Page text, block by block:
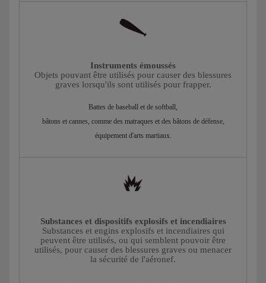
Instruments émoussés
Objets pouvant être utilisés pour causer des blessures
graves lorsqu'ils sont utilisés pour frapper.
Battes de baseball et de softball,
bâtons et cannes, comme des matraques et des bâtons de défense,
équipement d'arts martiaux.
Substances et dispositifs explosifs et incendiaires
Substances et engins explosifs et incendiaires qui
peuvent être utilisés, ou qui semblent pouvoir être
utilisés, pour causer des blessures graves ou menacer
la sécurité de l'aéronef.